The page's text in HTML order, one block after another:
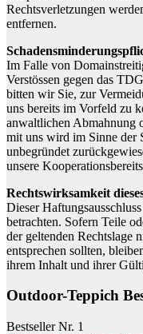
Rechtsverletzungen
entfernen.
Im Falle von
Verstössen gegen das
bitten wir Sie, zur
uns bereits im Vorfeld zu
anwaltlichen Abmahnung
mit uns wird im Sinne der
unbegründet
unsere
Rechtswirksamkeit
Dieser
betrachten. Sofern Teile
der geltenden Rechtslage
entsprechen sollten,
ihrem Inhalt und ihrer
Outdoor-Teppich
Bestseller Nr. 1